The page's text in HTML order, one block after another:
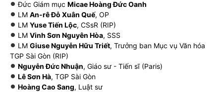
Đức Giám mục Micae Hoàng Đức Oanh
LM An-rê Đỗ Xuân Quế, OP
LM Yuse Tiến Lộc, CSsR (RIP)
LM Vinh Sơn Nguyên Hòa, SSS
LM Giuse Nguyễn Hữu Triết, Trưởng ban Mục vụ Văn hóa
TGP Sài Gòn (RIP)
Nguyễn Đức Nhuận, Giáo sư - Tiến sĩ (Paris)
Lê Sơn Hà, TGP Sài Gòn
Hoàng Cao Sang, Luật sư